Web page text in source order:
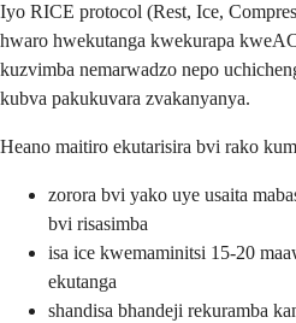
Iyo RICE protocol (Rest, Ice,
hwaro hwekutanga kwekurapa
kuzvimba nemarwadzo nepo
kubva pakukuvara zvakanyanya.
Heano maitiro ekutarisira bvi rako
zorora bvi yako uye usaita
bvi risasimba
isa ice kwemaminitsi 15-20
ekutanga
shandisa bhandeji rekuramba